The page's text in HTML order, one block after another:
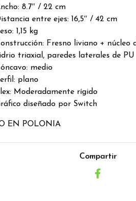
8.7″ / 22 cm
entre ejes: 16,5″ / 42 cm
1,15 kg
Fresno liviano + núcleo
triaxial, paredes laterales de PU
medio
plano
Moderadamente rígido
diseñado por Switch
EN POLONIA
Compartir